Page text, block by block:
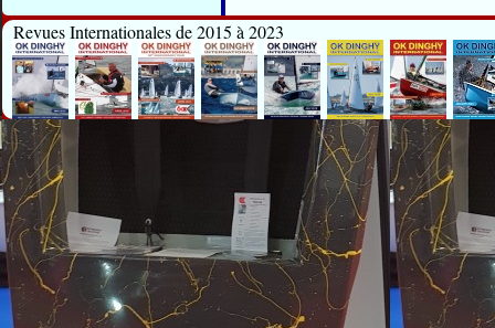
Revues Internationales de 2015 à 2023